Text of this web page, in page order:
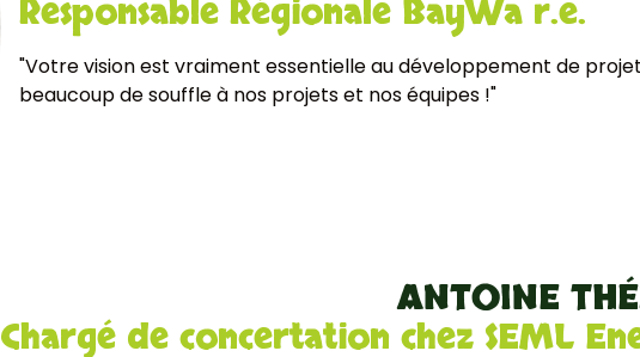
Responsable Régionale BayWa r.e.
"Votre vision est vraiment essentielle au développement de
beaucoup de souffle à nos projets et nos équipes !"
ANTOINE
Chargé de concertation chez SEML